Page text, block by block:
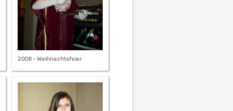
2008 - Weihnachtsfeier